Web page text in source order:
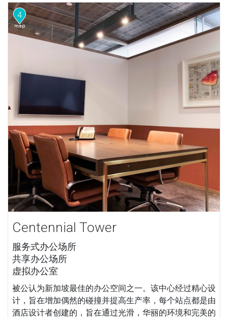
4
Centennial Tower
服务式办公场所
共享办公场所
虚拟办公室
被公认为新加坡最佳的办公空间之一。该中心经过精心设
计，旨在增加偶然的碰撞并提高生产率，每个站点都是由
酒店设计者创建的，旨在通过光滑，华丽的环境和完美的